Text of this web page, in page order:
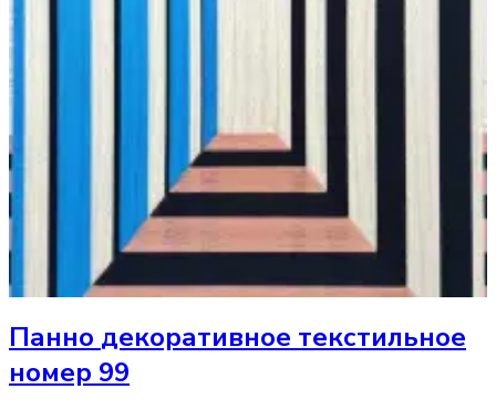
Панно декоративное текстильное
номер 99